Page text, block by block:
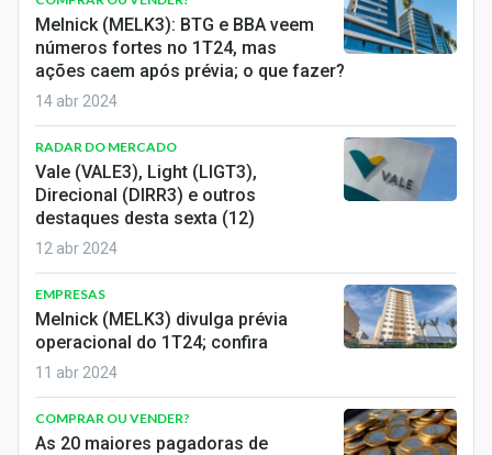
Melnick (MELK3): BTG e BBA veem
números fortes no 1T24, mas
ações caem após prévia; o que fazer?
14 abr 2024
RADAR DO MERCADO
Vale (VALE3), Light (LIGT3),
Direcional (DIRR3) e outros
destaques desta sexta (12)
12 abr 2024
EMPRESAS
Melnick (MELK3) divulga prévia
operacional do 1T24; confira
11 abr 2024
COMPRAR OU VENDER?
As 20 maiores pagadoras de